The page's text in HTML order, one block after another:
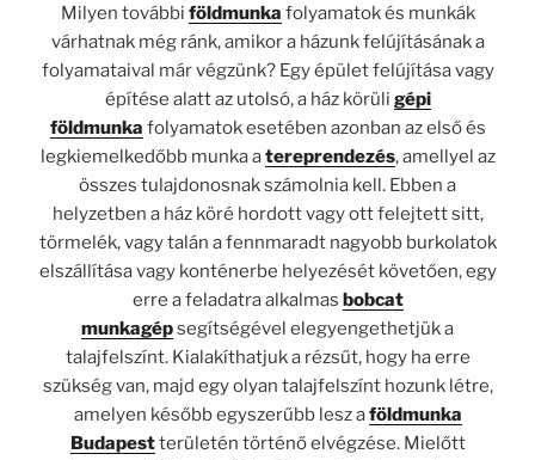
Milyen további földmunka folyamatok és munkák
várhatnak még ránk, amikor a házunk felújításának a
folyamataival már végzünk? Egy épület felújítása vagy
építése alatt az utolsó, a ház körüli gépi
földmunka folyamatok esetében azonban az első és
legkiemelkedőbb munka atereprendezés, amellyel az
összes tulajdonosnak számolnia kell. Ebben a
helyzetben a ház köré hordott vagy ott felejtett sitt,
törmelék, vagy talán a fennmaradt nagyobb burkolatok
elszállítása vagy konténerbe helyezését követően, egy
erre a feladatra alkalmas bobcat
munkagépsegítségével elegyengethetjük a
talajfelszínt. Kialakíthatjuk a rézsűt, hogy ha erre
szükség van, majd egy olyan talajfelszínt hozunk létre,
amelyen később egyszerűbb lesz aföldmunka
Budapestterületén történő elvégzése. Mielőtt